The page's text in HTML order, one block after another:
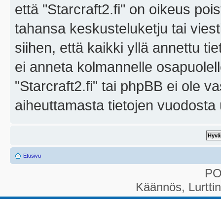
että "Starcraft2.fi" on oikeus
tahansa keskusteluketju tai
siihen, että kaikki yllä annettu
ei anneta kolmannelle
"Starcraft2.fi" tai phpBB ei ole
aiheuttamasta tietojen
Etusivu
Käännös,